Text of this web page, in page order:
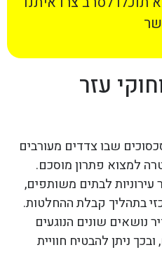
עזר
שבו צדדים מעורבים
למצוא פתרון מוסכם.
לבתים משותפים,
בתהליך קבלת ההחלטות.
נושאים שונים הנוגעים
ניתן להבטיח חוויית